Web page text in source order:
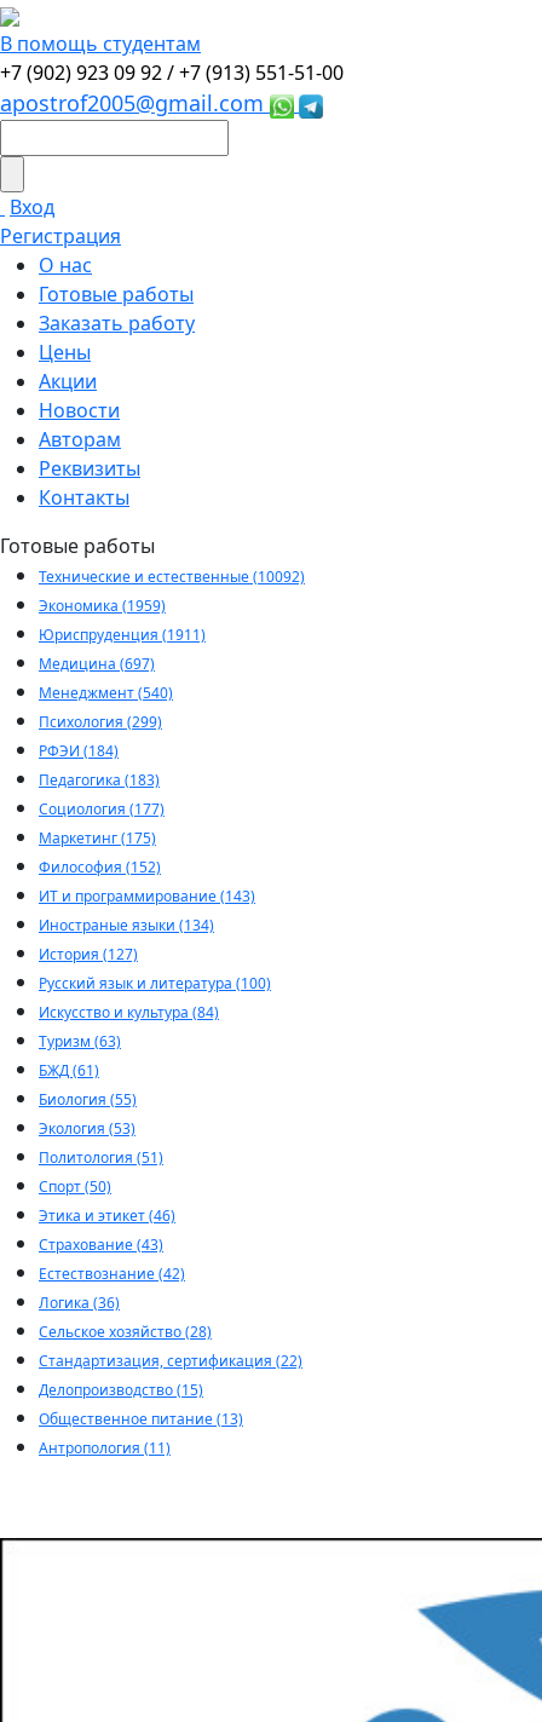
В помощь студентам
+7 (902) 923 09 92 /+7 (913) 551-51-00
apostrof2005@gmail.com
Вход
Регистрация
О нас
Готовые работы
Заказать работу
Цены
Акции
Новости
Авторам
Реквизиты
Контакты
Готовые работы
Технические и естественные (10092)
Экономика (1959)
Юриспруденция (1911)
Медицина (697)
Менеджмент (540)
Психология (299)
РФЭИ (184)
Педагогика (183)
Социология (177)
Маркетинг (175)
Философия (152)
ИТ и программирование (143)
Иностраные языки (134)
История (127)
Русский язык и литература (100)
Искусство и культура (84)
Туризм (63)
БЖД (61)
Биология (55)
Экология (53)
Политология (51)
Спорт (50)
Этика и этикет (46)
Страхование (43)
Естествознание (42)
Логика (36)
Сельское хозяйство (28)
Стандартизация, сертификация (22)
Делопроизводство (15)
Общественное питание (13)
Антропология (11)